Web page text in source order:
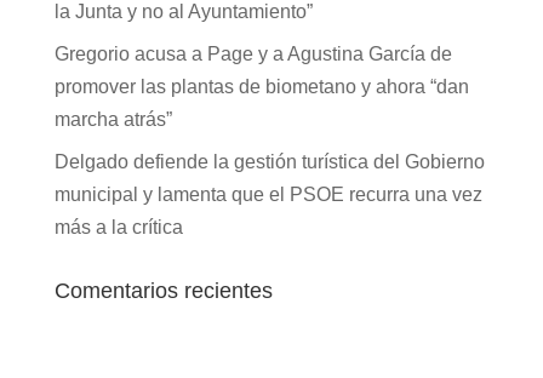
la Junta y no al Ayuntamiento”
Gregorio acusa a Page y a Agustina García de
promover las plantas de biometano y ahora “dan
marcha atrás”
Delgado defiende la gestión turística del Gobierno
municipal y lamenta que el PSOE recurra una vez
más a la crítica
Comentarios recientes